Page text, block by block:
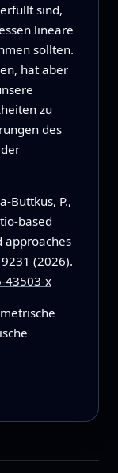
sind,
lineare
sollten.
hat aber
zu
des
Buttkus, P.,
based
approaches
(2026).
43503-x